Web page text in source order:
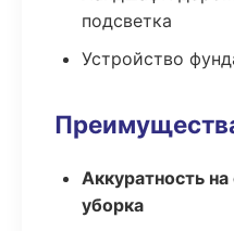
подсветка
Устройство
Аккуратность
уборка